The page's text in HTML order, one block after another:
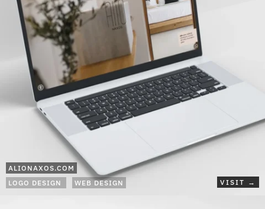
ALIONAXOS.COM
LOGO DESIGN
WEB DESIGN VISIT →